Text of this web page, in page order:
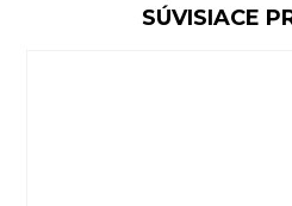
SÚVISIACE